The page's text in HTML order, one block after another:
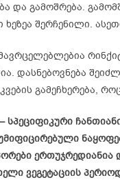
და გამოშრება.
ხეზეა შერჩენილი.
დასნებოვნება
გამეჩხერება,
სპეციფიკური
ვეგეტაციის